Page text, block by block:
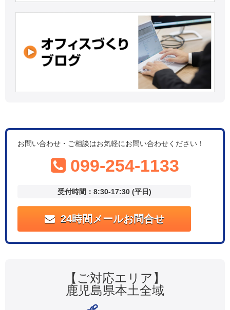
お問い合わせ・ご相談はお気軽にお問い合わせください！
099-254-1133
受付時間：8:30-17:30 (平日)
24時間メールお問合せ
【ご対応エリア】
鹿児島県本土全域